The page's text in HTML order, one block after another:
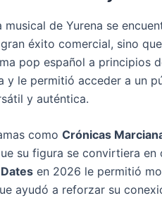
de Yurena se
éxito comercial, sino
pop español a principios
y le permitió acceder a un
y auténtica.
como Crónicas
su figura se convirtiera
en 2026 le permitió
ayudó a reforzar su